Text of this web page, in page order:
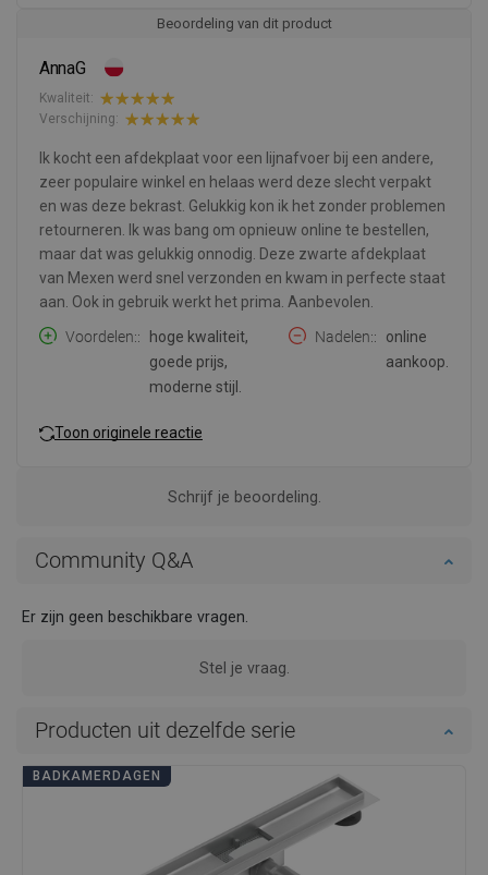
Beoordeling van dit product
AnnaG
Kwaliteit:
Verschijning:
Ik kocht een afdekplaat voor een lijnafvoer bij een andere,
zeer populaire winkel en helaas werd deze slecht verpakt
en was deze bekrast. Gelukkig kon ik het zonder problemen
retourneren. Ik was bang om opnieuw online te bestellen,
maar dat was gelukkig onnodig. Deze zwarte afdekplaat
van Mexen werd snel verzonden en kwam in perfecte staat
aan. Ook in gebruik werkt het prima. Aanbevolen.
Voordelen:
hoge kwaliteit,
goede prijs,
moderne stijl.
Nadelen:
online
aankoop.
Toon originele reactie
Schrijf je beoordeling.
Community Q&A
Er zijn geen beschikbare vragen.
Stel je vraag.
Producten uit dezelfde serie
BADKAMERDAGEN